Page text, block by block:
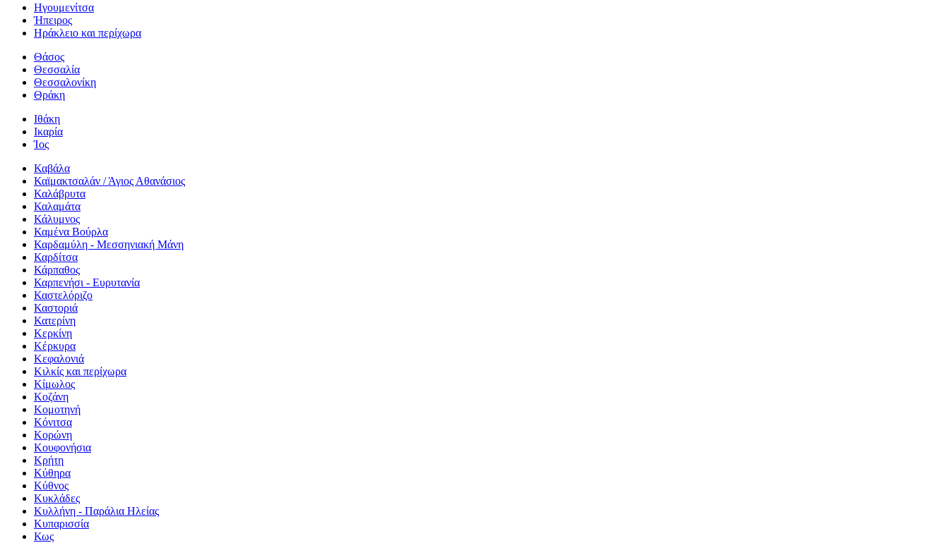
Ηγουμενίτσα
Ήπειρος
Ηράκλειο και περίχωρα
Θάσος
Θεσσαλία
Θεσσαλονίκη
Θράκη
Ιθάκη
Ικαρία
Ίος
Καβάλα
Καϊμακτσαλάν / Άγιος Αθανάσιος
Καλάβρυτα
Καλαμάτα
Κάλυμνος
Καμένα Βούρλα
Καρδαμύλη - Μεσσηνιακή Μάνη
Καρδίτσα
Κάρπαθος
Καρπενήσι - Ευρυτανία
Καστελόριζο
Καστοριά
Κατερίνη
Κερκίνη
Κέρκυρα
Κεφαλονιά
Κιλκίς και περίχωρα
Κίμωλος
Κοζάνη
Κομοτηνή
Κόνιτσα
Κορώνη
Κουφονήσια
Κρήτη
Κύθηρα
Κύθνος
Κυκλάδες
Κυλλήνη - Παράλια Ηλείας
Κυπαρισσία
Κως